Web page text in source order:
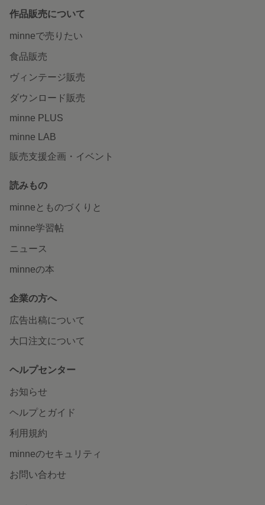
作品販売について
minneで売りたい
食品販売
ヴィンテージ販売
ダウンロード販売
minne PLUS
minne LAB
販売支援企画・イベント
読みもの
minneとものづくりと
minne学習帖
ニュース
minneの本
企業の方へ
広告出稿について
大口注文について
ヘルプセンター
お知らせ
ヘルプとガイド
利用規約
minneのセキュリティ
お問い合わせ